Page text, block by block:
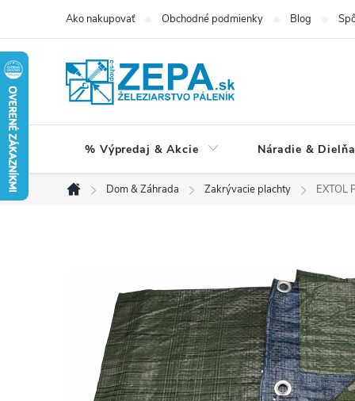
obsah
Ako nakupovať Obchodné podmienky Blog
% Výpredaj & Akcie Náradie & Dielňa
Domov
Dom & Záhrada Zakrývacie plachty EXTOL